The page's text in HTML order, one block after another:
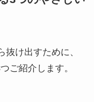
け出すために、
ご紹介します。